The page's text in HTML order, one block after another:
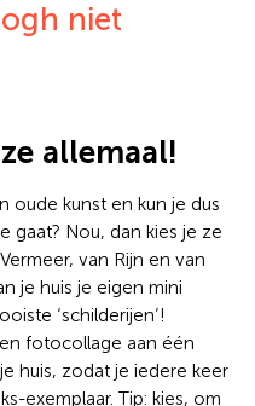
niet
allemaal!
oude kunst en kun je dus
gaat? Nou, dan kies je ze
van Rijn en van
je huis je eigen mini
‘schilderijen’!
fotocollage aan één
huis, zodat je iedere keer
exemplaar. Tip: kies, om